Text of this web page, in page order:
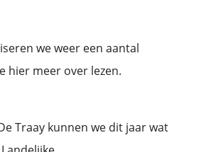
we weer een aantal
hier meer over lezen.
Traay kunnen we dit jaar wat